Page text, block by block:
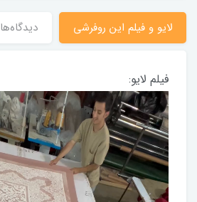
لایو و فیلم این روفرشی دیدگاه‌ها
فیلم لایو: